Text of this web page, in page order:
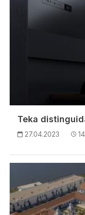
Teka
27.04.2023